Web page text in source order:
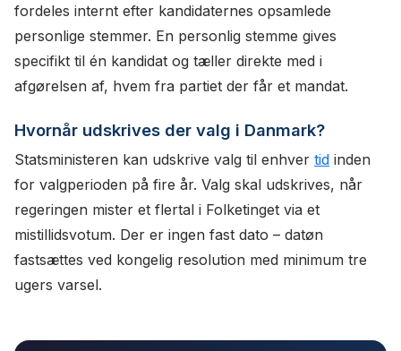
fordeles internt efter kandidaternes opsamlede
personlige stemmer. En personlig stemme gives
specifikt til én kandidat og tæller direkte med i
afgørelsen af, hvem fra partiet der får et mandat.
Hvornår udskrives der valg i Danmark?
Statsministeren kan udskrive valg til enhver tid inden
for valgperioden på fire år. Valg skal udskrives, når
regeringen mister et flertal i Folketinget via et
mistillidsvotum. Der er ingen fast dato – datøn
fastsættes ved kongelig resolution med minimum tre
ugers varsel.